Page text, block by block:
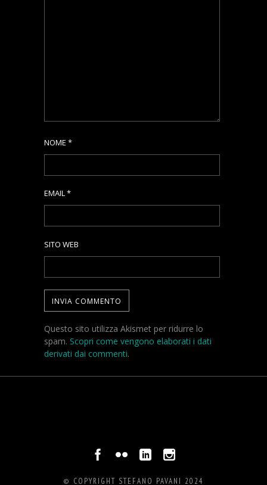
NOME *
EMAIL*
SITO WEB
Questo sito utilizza Akismet per ridurre lo
spam. Scopri come vengono elaborati i dati
derivati dai commenti.
© COPYRIGHT STEFANO PAVANI 2024